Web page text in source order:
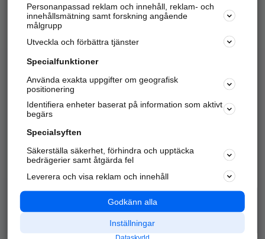
Hitta telefonnummer, adresser, företagsinfo mm.
Marknadsför företaget
Kom igång och annonsera mot
samarbetspartners nära dig.
Alla kategorier
Populära sökningar
API & Kartor
Annonsera
Integritet
Nödnummer
Personanpassad reklam och innehåll, reklam- och
innehållsmätning samt forskning angående
målgrupp
Utveckla och förbättra tjänster
Specialfunktioner
Använda exakta uppgifter om geografisk
positionering
Identifiera enheter baserat på information som aktivt
begärs
Specialsyften
Säkerställa säkerhet, förhindra och upptäcka
bedrägerier samt åtgärda fel
Leverera och visa reklam och innehåll
Godkänn alla
Inställningar
Dataskydd